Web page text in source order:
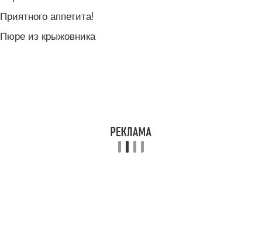
Приятного аппетита!
Пюре из крыжовника